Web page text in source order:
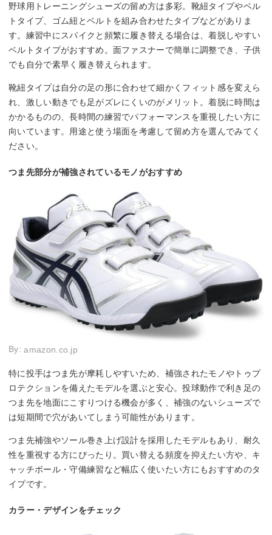
野球用トレーニングシューズの留め方は多彩。靴紐タイプやベル
トタイプ、ゴム紐とベルトを組み合わせたタイプなどがありま
す。練習中にスパイクと頻繁に履き替える場合は、着脱しやすい
ベルトタイプがおすすめ。面ファスナーで簡単に調整でき、子供
でも自分で素早く履き替えられます。
靴紐タイプは自分の足の形に合わせて細かくフィット感を変えら
れ、激しい動きでも足がズレにくいのがメリット。着脱に時間は
かかるものの、長時間の練習でパフォーマンスを重視したい方に
向いています。用途と使う場面を考慮して留め方を選んでみてく
ださい。
つま先部分が補強されているモノがおすすめ
By:amazon.co.jp
特に投手はつま先が摩耗しやすいため、補強されたモノやトゥプ
ロテクションを備えたモデルを選ぶと安心。投球動作で利き足の
つま先を地面にこすりつける機会が多く、補強のないシューズで
は短期間で穴があいてしまう可能性があります。
つま先補強やソール巻き上げ設計を採用したモデルもあり、耐久
性を重視する方にぴったり。買い替える頻度を抑えたい方や、キ
ャッチボール・守備練習など幅広く使いたい方にもおすすめのタ
イプです。
カラー・デザインをチェック